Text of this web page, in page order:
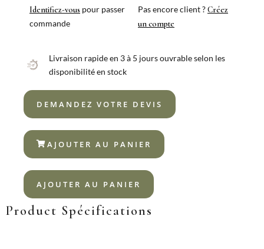
Identifiez-vous pour passer
commande
Pas encore client ?Créez
un compte
Livraison rapide en 3 à 5 jours ouvrable selon les
disponibilité en stock
DEMANDEZ VOTRE DEVIS
AJOUTER AU PANIER
AJOUTER AU PANIER
Product Spécifications